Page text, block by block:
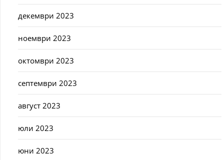
декември 2023
ноември 2023
октомври 2023
септември 2023
август 2023
юли 2023
юни 2023